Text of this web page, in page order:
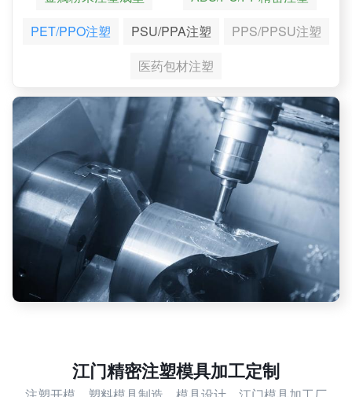
PET/PPO注塑
PSU/PPA注塑
PPS/PPSU注塑
医药包材注塑
江门精密注塑模具加工定制